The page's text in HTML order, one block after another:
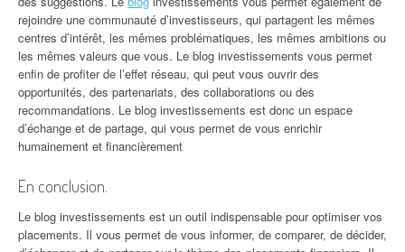
rejoindre une communauté d’investisseurs, qui partagent les mêmes
centres d’intérêt, les mêmes problématiques, les mêmes ambitions ou
les mêmes valeurs que vous. Le blog investissements vous permet
enfin de profiter de l’effet réseau, qui peut vous ouvrir des
opportunités, des partenariats, des collaborations ou des
recommandations. Le blog investissements est donc un espace
d’échange et de partage, qui vous permet de vous enrichir
humainement et financièrement
En conclusion.
Le blog investissements est un outil indispensable pour optimiser vos
placements. Il vous permet de vous informer, de comparer, de décider,